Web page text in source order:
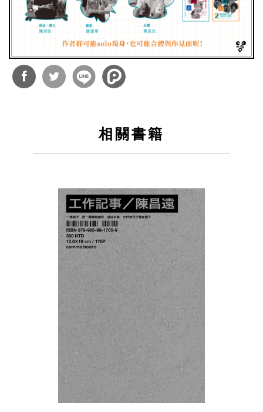
相關書籍